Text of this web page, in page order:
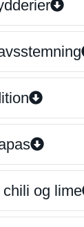
og lime